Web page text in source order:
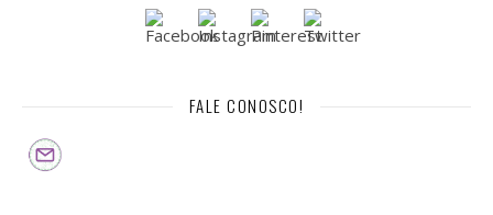
FALE CONOSCO!